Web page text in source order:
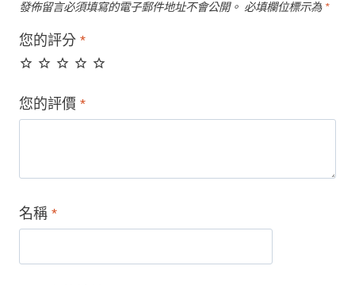
發佈留言必須填寫的電子郵件地址不會公開。 必填欄位標示為 *
您的評分 *
您的評價 *
名稱 *